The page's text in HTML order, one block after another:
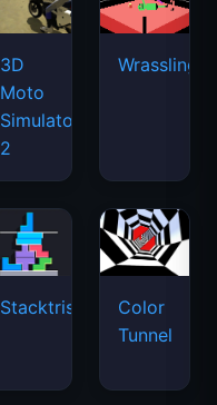
3D
Moto
Simulator
2
Wrassling
Stacktris
Color
Tunnel